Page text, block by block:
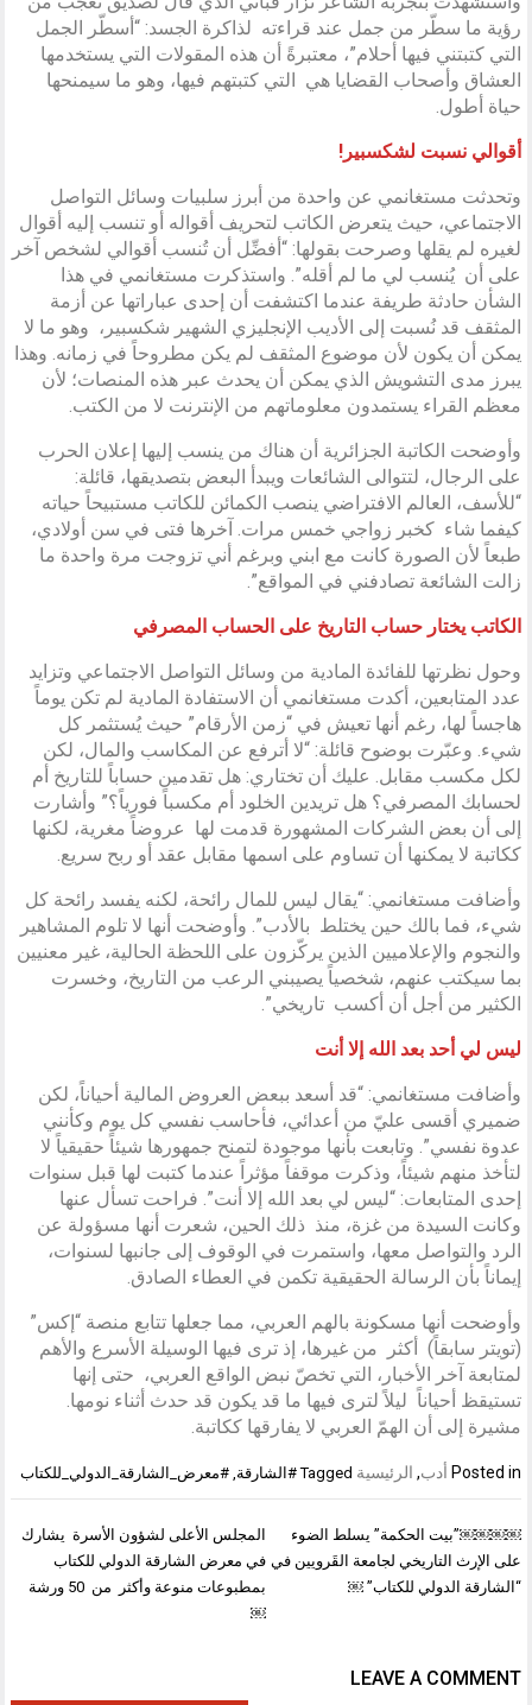
رؤية ما سطّر من جمل عند قراءته لذاكرة الجسد: “أسطّر الجمل
التي كتبتني فيها أحلام”، معتبرةً أن هذه المقولات التي يستخدمها
العشاق وأصحاب القضايا هي التي كتبتهم فيها، وهو ما سيمنحها
حياة أطول.
أقوالي نسبت لشكسبير!
وتحدثت مستغانمي عن واحدة من أبرز سلبيات وسائل التواصل
الاجتماعي، حيث يتعرض الكاتب لتحريف أقواله أو تنسب إليه أقوال
لغيره لم يقلها وصرحت بقولها: “أفضِّل أن تُنسب أقوالي لشخص آخر
على أن يُنسب لي ما لم أقله”. واستذكرت مستغانمي في هذا
الشأن حادثة طريفة عندما اكتشفت أن إحدى عباراتها عن أزمة
المثقف قد نُسبت إلى الأديب الإنجليزي الشهير شكسبير، وهو ما لا
يمكن أن يكون لأن موضوع المثقف لم يكن مطروحاً في زمانه. وهذا
يبرز مدى التشويش الذي يمكن أن يحدث عبر هذه المنصات؛ لأن
معظم القراء يستمدون معلوماتهم من الإنترنت لا من الكتب.
وأوضحت الكاتبة الجزائرية أن هناك من ينسب إليها إعلان الحرب
على الرجال، لتتوالى الشائعات ويبدأ البعض بتصديقها، قائلة:
“للأسف، العالم الافتراضي ينصب الكمائن للكاتب مستبيحاً حياته
كيفما شاء كخبر زواجي خمس مرات. آخرها فتى في سن أولادي،
طبعاً لأن الصورة كانت مع ابني وبرغم أني تزوجت مرة واحدة ما
زالت الشائعة تصادفني في المواقع”.
الكاتب يختار حساب التاريخ على الحساب المصرفي
وحول نظرتها للفائدة المادية من وسائل التواصل الاجتماعي وتزايد
عدد المتابعين، أكدت مستغانمي أن الاستفادة المادية لم تكن يوماً
هاجساً لها، رغم أنها تعيش في “زمن الأرقام” حيث يُستثمر كل
شيء. وعبّرت بوضوح قائلة: “لا أترفع عن المكاسب والمال، لكن
لكل مكسب مقابل. عليك أن تختاري: هل تقدمين حساباً للتاريخ أم
لحسابك المصرفي؟ هل تريدين الخلود أم مكسباً فورياً؟” وأشارت
إلى أن بعض الشركات المشهورة قدمت لها عروضاً مغرية، لكنها
ككاتبة لا يمكنها أن تساوم على اسمها مقابل عقد أو ربح سريع.
وأضافت مستغانمي: “يقال ليس للمال رائحة، لكنه يفسد رائحة كل
شيء، فما بالك حين يختلط بالأدب”. وأوضحت أنها لا تلوم المشاهير
والنجوم والإعلاميين الذين يركّزون على اللحظة الحالية، غير معنيين
بما سيكتب عنهم، شخصياً يصيبني الرعب من التاريخ، وخسرت
الكثير من أجل أن أكسب تاريخي”.
ليس لي أحد بعد الله إلا أنت
وأضافت مستغانمي: “قد أسعد ببعض العروض المالية أحياناً، لكن
ضميري أقسى عليّ من أعدائي، فأحاسب نفسي كل يوم وكأنني
عدوة نفسي”. وتابعت بأنها موجودة لتمنح جمهورها شيئاً حقيقياً لا
لتأخذ منهم شيئاً، وذكرت موقفاً مؤثراً عندما كتبت لها قبل سنوات
إحدى المتابعات: “ليس لي بعد الله إلا أنت”. فراحت تسأل عنها
وكانت السيدة من غزة، منذ ذلك الحين، شعرت أنها مسؤولة عن
الرد والتواصل معها، واستمرت في الوقوف إلى جانبها لسنوات،
إيماناً بأن الرسالة الحقيقية تكمن في العطاء الصادق.
وأوضحت أنها مسكونة بالهم العربي، مما جعلها تتابع منصة “إكس”
(تويتر سابقاً) أكثر من غيرها، إذ ترى فيها الوسيلة الأسرع والأهم
لمتابعة آخر الأخبار، التي تخصّ نبض الواقع العربي، حتى إنها
تستيقظ أحياناً ليلاً لترى فيها ما قد يكون قد حدث أثناء نومها.
مشيرة إلى أن الهمّ العربي لا يفارقها ككاتبة.
Posted in أدب, الرئيسية Tagged #الشارقة ,#معرض_الشارقة_الدولي_للكتاب
تصفّح
المقالات
المجلس الأعلى لشؤون الأسرة يشارك
في معرض الشارقة الدولي للكتاب
بمطبوعات منوعة وأكثر من 50 ورشة
￼
￼￼￼￼”بيت الحكمة” يسلط الضوء
على الإرث التاريخي لجامعة القَرويين في
“الشارقة الدولي للكتاب” ￼
LEAVE A COMMENT